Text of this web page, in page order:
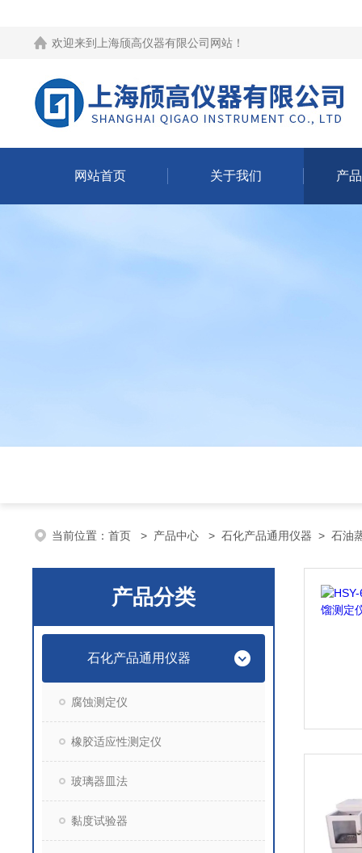
欢迎来到 上海颀高仪器有限公司网站 ！
网站首页 关于我们 产
当前位置： 首页 > 产品中心 > 石化产品通用仪器 > 石油
产品分类
石化产品通用仪器
腐蚀测定仪
橡胶适应性测定仪
玻璃器皿法
黏度试验器